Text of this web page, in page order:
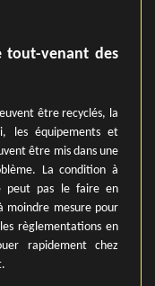
tout-venant des
être recyclés, la
les équipements et
être mis dans une
La condition à
peut pas le faire en
moindre mesure pour
règlementations en
rapidement chez